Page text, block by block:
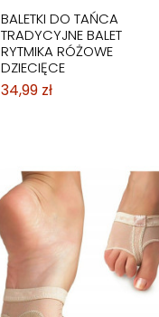
BALETKI DO TAŃCA
TRADYCYJNE BALET
RYTMIKA RÓŻOWE
DZIECIĘCE
34,99 zł